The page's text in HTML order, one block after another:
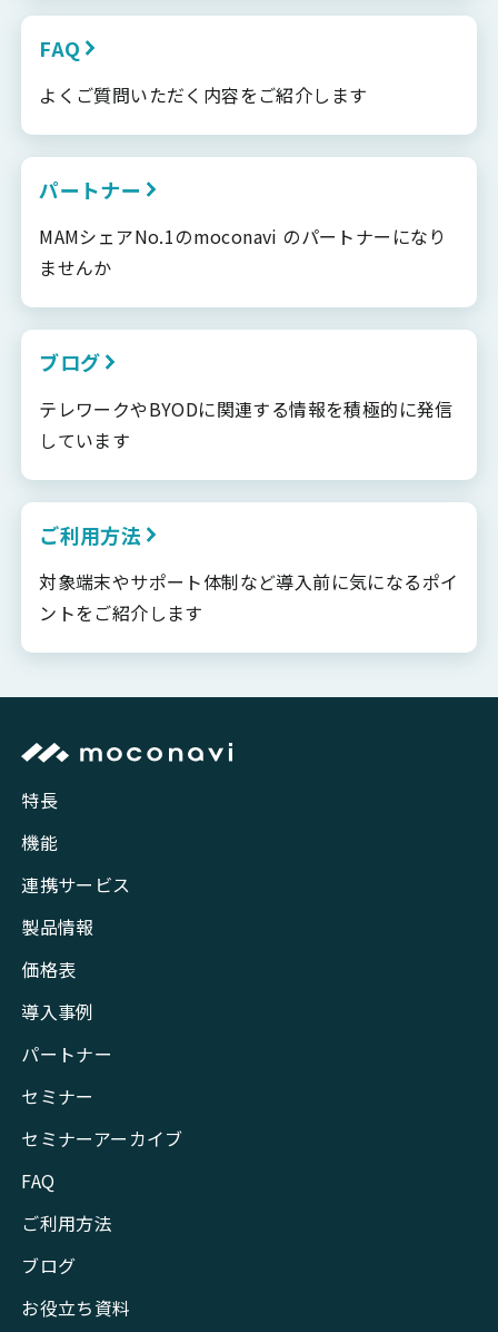
FAQ
よくご質問いただく内容をご紹介します
パートナー
MAMシェアNo.1のmoconavi のパートナーになり
ませんか
ブログ
テレワークやBYODに関連する情報を積極的に発信
しています
ご利用方法
対象端末やサポート体制など導入前に気になるポイ
ントをご紹介します
特長
機能
連携サービス
製品情報
価格表
導入事例
パートナー
セミナー
セミナーアーカイブ
FAQ
ご利用方法
ブログ
お役立ち資料